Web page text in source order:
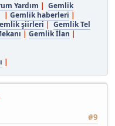
Yardım | Gemlik
Gemlik haberleri |
şiirleri | Gemlik Tel
| Gemlik İlan |
|
#9